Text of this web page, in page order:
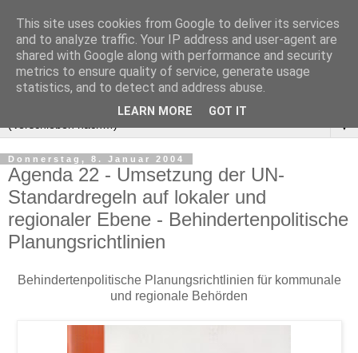
▼
Donnerstag, 8. Januar 2004
Agenda 22 - Umsetzung der UN-
Standardregeln auf lokaler und
regionaler Ebene - Behindertenpolitische
Planungsrichtlinien
Behindertenpolitische Planungsrichtlinien für kommunale
und regionale Behörden
This site uses cookies from Google to deliver its services
and to analyze traffic. Your IP address and user-agent are
shared with Google along with performance and security
metrics to ensure quality of service, generate usage
statistics, and to detect and address abuse.
LEARN MORE GOT IT